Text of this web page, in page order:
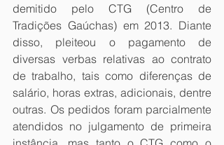
demitido pelo CTG (Centro de
Tradições Gaúchas) em 2013. Diante
disso, pleiteou o pagamento de
diversas verbas relativas ao contrato
de trabalho, tais como diferenças de
salário, horas extras, adicionais, dentre
outras. Os pedidos foram parcialmente
atendidos no julgamento de primeira